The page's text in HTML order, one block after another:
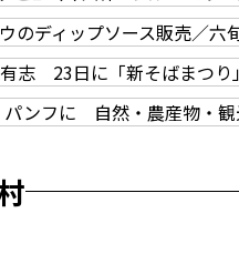
のディップソース販売／六
志 23日に「新そばまつり」
ンフに 自然・農産物・観